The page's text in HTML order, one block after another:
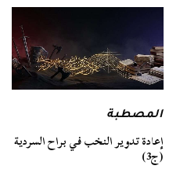
المصطبة
إعادة تدوير النخب في براح السردية
(ج3)